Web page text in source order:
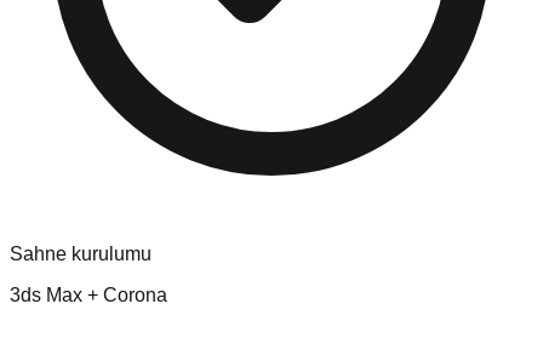
Sahne kurulumu
3ds Max + Corona